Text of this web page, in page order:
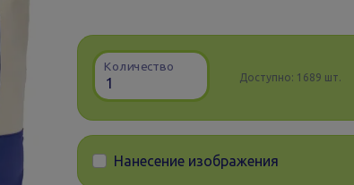
Количество
Доступно: 1689 шт.
Нанесение изображения